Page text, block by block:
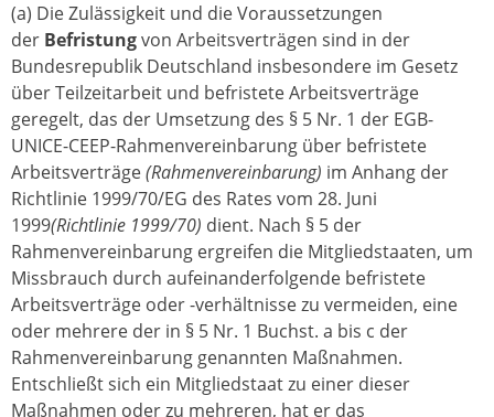
(a) Die Zulässigkeit und die Voraussetzungen
der Befristungvon Arbeitsverträgen sind in der
Bundesrepublik Deutschland insbesondere im Gesetz
über Teilzeitarbeit und befristete Arbeitsverträge
geregelt, das der Umsetzung des § 5 Nr. 1 der EGB-
UNICE-CEEP-Rahmenvereinbarung über befristete
Arbeitsverträge(Rahmenvereinbarung) im Anhang der
Richtlinie 1999/70/EG des Rates vom 28. Juni
1999(Richtlinie 1999/70) dient. Nach § 5 der
Rahmenvereinbarung ergreifen die Mitgliedstaaten, um
Missbrauch durch aufeinanderfolgende befristete
Arbeitsverträge oder -verhältnisse zu vermeiden, eine
oder mehrere der in § 5 Nr. 1 Buchst. a bis c der
Rahmenvereinbarung genannten Maßnahmen.
Entschließt sich ein Mitgliedstaat zu einer dieser
Maßnahmen oder zu mehreren, hat er das